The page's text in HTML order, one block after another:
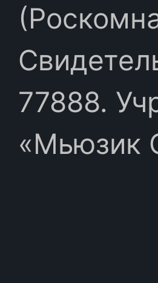
77888.
«Мьюзик